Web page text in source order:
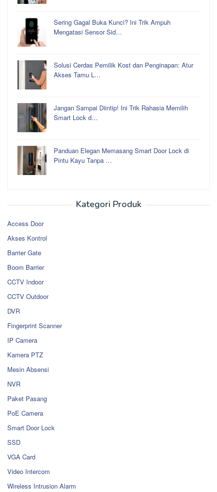
Sering Gagal Buka Kunci? Ini Trik Ampuh
Mengatasi Sensor Sid…
Solusi Cerdas Pemilik Kost dan Penginapan: Atur
Akses Tamu L…
Jangan Sampai Diintip! Ini Trik Rahasia Memilih
Smart Lock d…
Panduan Elegan Memasang Smart Door Lock di
Pintu Kayu Tanpa …
Kategori Produk
Access Door
Akses Kontrol
Barrier Gate
Boom Barrier
CCTV Indoor
CCTV Outdoor
DVR
Fingerprint Scanner
IP Camera
Kamera PTZ
Mesin Absensi
NVR
Paket Pasang
PoE Camera
Smart Door Lock
SSD
VGA Card
Video Intercom
Wireless Intrusion Alarm